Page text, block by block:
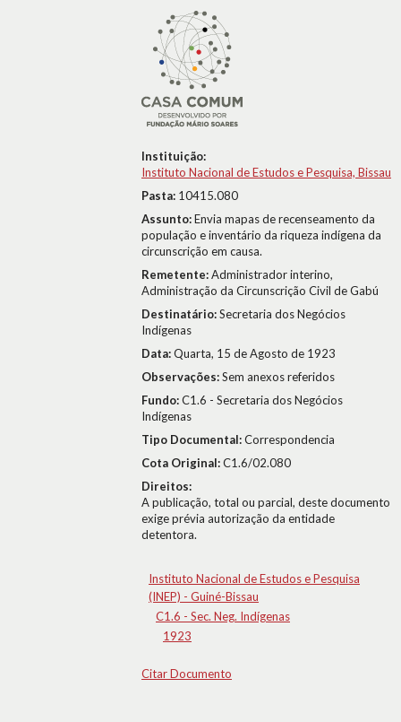
Instituição:
Instituto Nacional de Estudos e Pesquisa, Bissau
Pasta: 10415.080
Assunto:Envia mapas de recenseamento da
população e inventário da riqueza indígena da
circunscrição em causa.
Remetente:Administrador interino,
Administração da Circunscrição Civil de Gabú
Destinatário:Secretaria dos Negócios
Indígenas
Data:Quarta, 15 de Agosto de 1923
Observações:Sem anexos referidos
Fundo:C1.6 - Secretaria dos Negócios
Indígenas
Tipo Documental:Correspondencia
Cota Original:C1.6/02.080
Direitos:
A publicação, total ou parcial, deste documento
exige prévia autorização da entidade
detentora.
Instituto Nacional de Estudos e Pesquisa
(INEP) - Guiné-Bissau
C1.6 - Sec. Neg. Indígenas
1923
Citar Documento